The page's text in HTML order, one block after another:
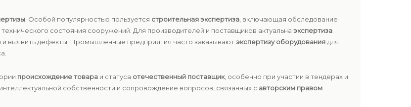
. Особой популярностью пользуется строительная экспертиза , включающая обследование
состояния сооружений. Для производителей и поставщиков актуальна экспертиза
и выявить дефекты. Промышленные предприятия часто заказываютэкспертизу оборудования для
происхождение товара и статуса отечественный поставщик, особенно при участии в тендерах и
собственности и сопровождение вопросов, связанных с авторским правом